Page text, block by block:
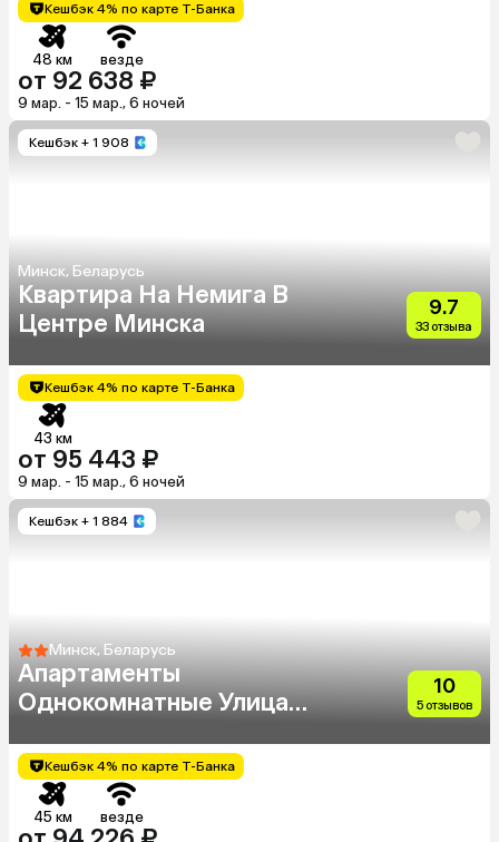
Кешбэк 4% по карте Т-Банка
48 км везде
от 92 638 ₽
9 мар. - 15 мар., 6 ночей
Кешбэк + 1 908
Минск, Беларусь
Квартира На Немига В
Центре Минска
9.7
33 отзыва
Кешбэк 4% по карте Т-Банка
43 км
от 95 443 ₽
9 мар. - 15 мар., 6 ночей
Кешбэк + 1 884
Минск, Беларусь
Апартаменты
Однокомнатные Улица
10
5 отзывов
Кешбэк 4% по карте Т-Банка
45 км везде